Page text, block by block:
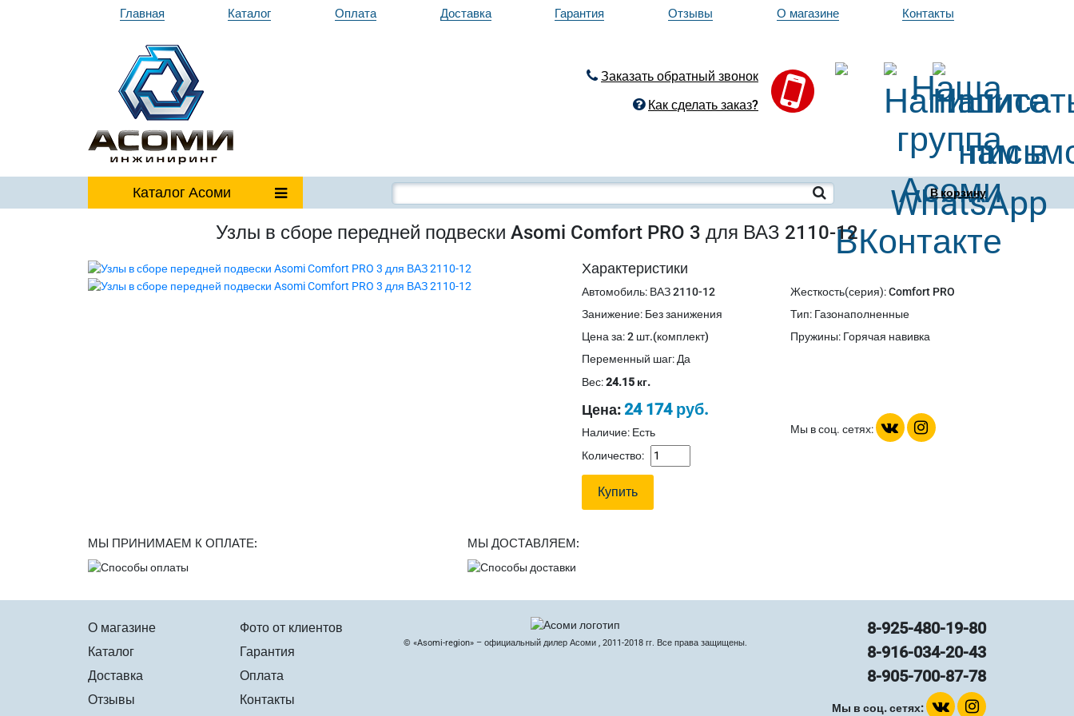
Главная Каталог Оплата Доставка Гарантия Отзывы О магазине Контакты
Заказать обратный звонок
Как сделать заказ?
Каталог Асоми В корзину
Узлы в сборе передней подвески Asomi Comfort PRO 3 для ВАЗ 2110-12
Характеристики
Автомобиль: ВАЗ 2110-12 Жесткость(серия):Comfort PRO
Занижение: Без занижения Тип: Газонаполненные
Цена за:2 шт.(комплект) Пружины: Горячая навивка
Переменный шаг: Да
Вес:24.15 кг.
Цена:24 174 руб.
Наличие: Есть
Количество:
Мы в соц. сетях:
МЫ ПРИНИМАЕМ К ОПЛАТЕ: МЫ ДОСТАВЛЯЕМ:
О магазине
Каталог
Доставка
Отзывы
Фото от клиентов
Гарантия
Оплата
Контакты
© «Asomi-region» – официальный дилер Асоми , 2011-2018 гг. Все права защищены.
8-925-480-19-80
8-916-034-20-43
8-905-700-87-78
Мы в соц. сетях: